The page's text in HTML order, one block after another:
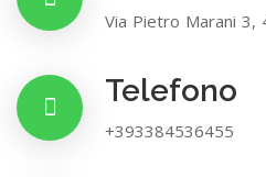
Via Pietro Marani 3,
Telefono
+393384536455